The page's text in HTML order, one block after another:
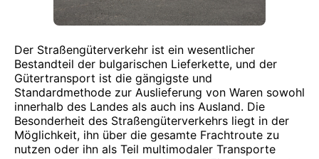
Der Straßengüterverkehr ist ein wesentlicher
Bestandteil der bulgarischen Lieferkette, und der
Gütertransport ist die gängigste und
Standardmethode zur Auslieferung von Waren sowohl
innerhalb des Landes als auch ins Ausland. Die
Besonderheit des Straßengüterverkehrs liegt in der
Möglichkeit, ihn über die gesamte Frachtroute zu
nutzen oder ihn als Teil multimodaler Transporte